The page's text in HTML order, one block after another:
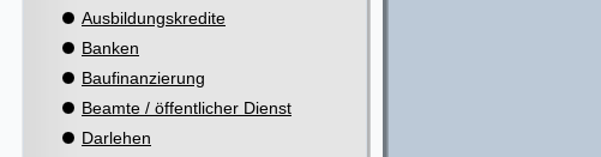
Ausbildungskredite
Banken
Baufinanzierung
Beamte / öffentlicher Dienst
Darlehen